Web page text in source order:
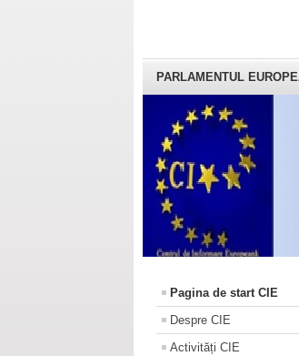
PARLAMENTUL
Pagina de start CIE
Despre CIE
Activități CIE